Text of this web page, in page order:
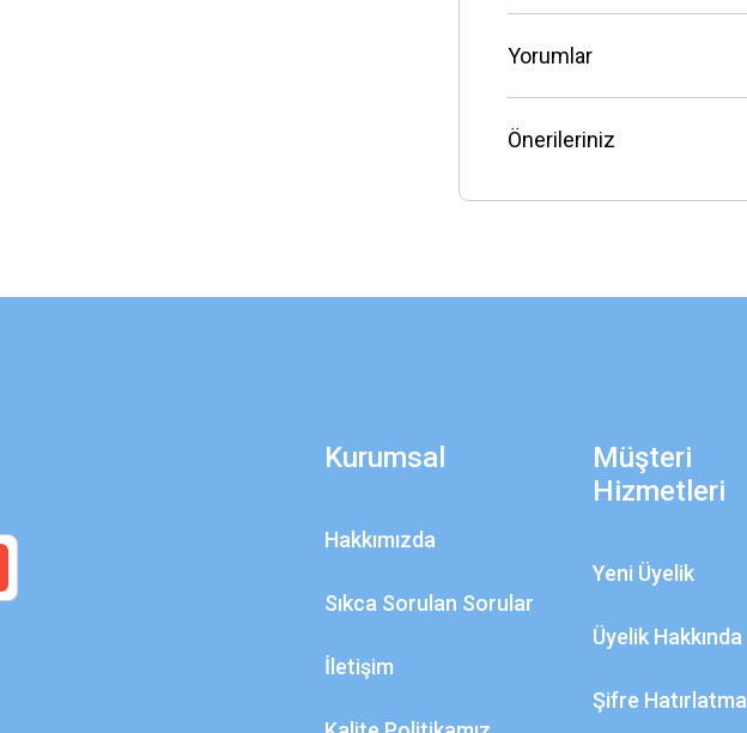
Yorumlar
Önerileriniz
Kurumsal
Hakkımızda
Sıkca Sorulan Sorular
İletişim
Müşteri
Hizmetleri
Yeni Üyelik
Üyelik Hakkında
Şifre Hatırlatma